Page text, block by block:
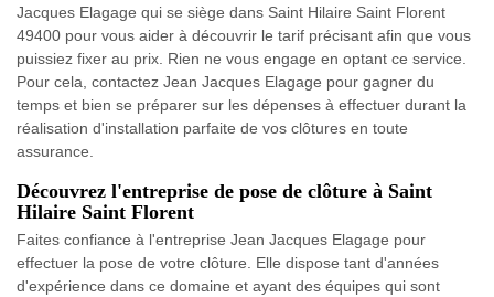
Jacques Elagage qui se siège dans Saint Hilaire Saint Florent
49400 pour vous aider à découvrir le tarif précisant afin que vous
puissiez fixer au prix. Rien ne vous engage en optant ce service.
Pour cela, contactez Jean Jacques Elagage pour gagner du
temps et bien se préparer sur les dépenses à effectuer durant la
réalisation d'installation parfaite de vos clôtures en toute
assurance.
Découvrez l'entreprise de pose de clôture à Saint
Hilaire Saint Florent
Faites confiance à l'entreprise Jean Jacques Elagage pour
effectuer la pose de votre clôture. Elle dispose tant d'années
d'expérience dans ce domaine et ayant des équipes qui sont